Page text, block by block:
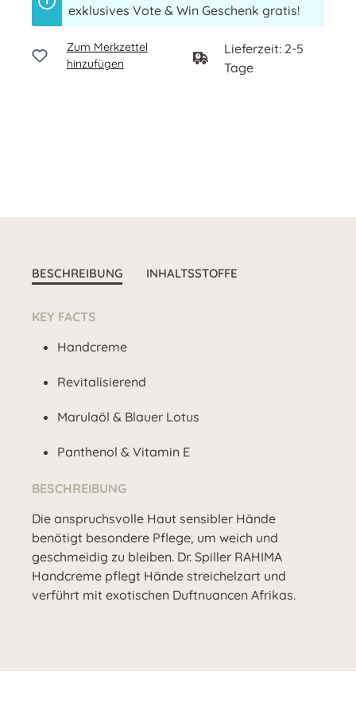
exklusives Vote & Win Geschenk gratis!
Zum Merkzettel
hinzufügen
Lieferzeit: 2-5
Tage
BESCHREIBUNG INHALTSSTOFFE
KEY FACTS
Handcreme
Revitalisierend
Marulaöl & Blauer Lotus
Panthenol & Vitamin E
BESCHREIBUNG
Die anspruchsvolle Haut sensibler Hände
benötigt besondere Pflege, um weich und
geschmeidig zu bleiben. Dr. Spiller RAHIMA
Handcreme pflegt Hände streichelzart und
verführt mit exotischen Duftnuancen Afrikas.